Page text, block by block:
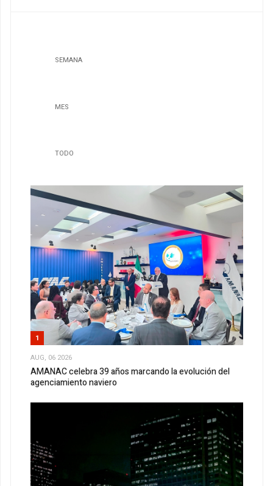
SEMANA
MES
TODO
1
AUG, 06 2026
AMANAC celebra 39 años marcando la evolución del
agenciamiento naviero